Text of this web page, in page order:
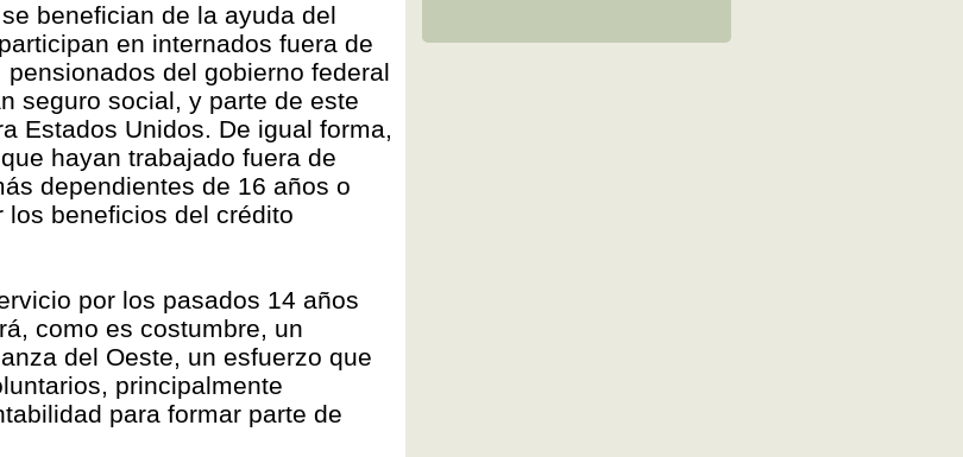
benefician de la ayuda del
en internados fuera de
del gobierno federal
seguro social, y parte de este
Estados Unidos. De igual forma,
hayan trabajado fuera de
dependientes de 16 años o
beneficios del crédito
por los pasados 14 años
como es costumbre, un
del Oeste, un esfuerzo que
principalmente
para formar parte de